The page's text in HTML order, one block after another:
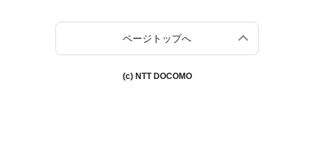
ページトップへ
(c) NTT DOCOMO